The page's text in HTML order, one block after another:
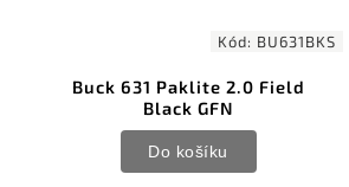
374-NH-1/DZAVAZAK
Mikov Dýka 374-NH-1/D
Zavazák
Do košíku